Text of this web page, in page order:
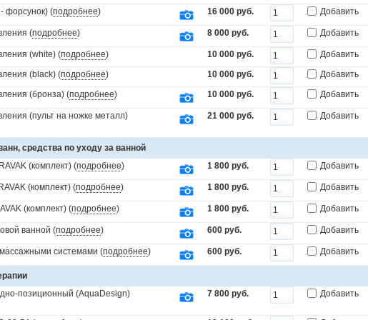
форсунок) (подробнее) 16 000 руб. Добавить
(подробнее) 8 000 руб. Добавить
(white) (подробнее) 10 000 руб.
Добавить
(black) (подробнее) 10 000 руб.
Добавить
(бронза) (подробнее) 10 000 руб. Добавить
(пульт на ножке металл)
21 000 руб. Добавить
средства по уходу за ванной
(комплект) (подробнее) 1 800 руб. Добавить
(комплект) (подробнее) 1 800 руб. Добавить
(комплект) (подробнее) 1 800 руб. Добавить
ванной (подробнее) 600 руб. Добавить
системами (подробнее) 600 руб. Добавить
позиционный (AquaDesign)
7 800 руб. Добавить